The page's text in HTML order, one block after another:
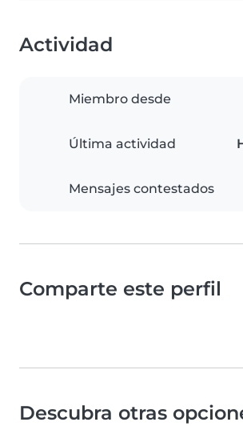
Actividad
Miembro desde
Última actividad
Mensajes contestados
Comparte este perfil
Descubra otras